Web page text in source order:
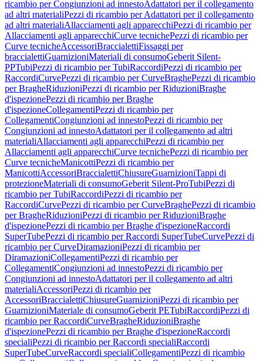
ricambio per Congiunzioni ad innestoAdattatori per il collegamento
ad altri materialiPezzi di ricambio per Adattatori per il collegamento
ad altri materialiAllacciamenti agli apparecchiPezzi di ricambio per
Allacciamenti agli apparecchiCurve tecnichePezzi di ricambio per
Curve tecnicheAccessoriBraccialettiFissaggi per
braccialettiGuarnizioniMateriali di consumoGeberit Silent-
PPTubiPezzi di ricambio per TubiRaccordiPezzi di ricambio per
RaccordiCurvePezzi di ricambio per CurveBraghePezzi di ricambio
per BragheRiduzioniPezzi di ricambio per RiduzioniBraghe
d'ispezionePezzi di ricambio per Braghe
d'ispezioneCollegamentiPezzi di ricambio per
CollegamentiCongiunzioni ad innestoPezzi di ricambio per
Congiunzioni ad innestoAdattatori per il collegamento ad altri
materialiAllacciamenti agli apparecchiPezzi di ricambio per
Allacciamenti agli apparecchiCurve tecnichePezzi di ricambio per
Curve tecnicheManicottiPezzi di ricambio per
ManicottiAccessoriBraccialettiChiusureGuarnizioniTappi di
protezioneMateriali di consumoGeberit Silent-ProTubiPezzi di
ricambio per TubiRaccordiPezzi di ricambio per
RaccordiCurvePezzi di ricambio per CurveBraghePezzi di ricambio
per BragheRiduzioniPezzi di ricambio per RiduzioniBraghe
d'ispezionePezzi di ricambio per Braghe d'ispezioneRaccordi
SuperTubePezzi di ricambio per Raccordi SuperTubeCurvePezzi di
ricambio per CurveDiramazioniPezzi di ricambio per
DiramazioniCollegamentiPezzi di ricambio per
CollegamentiCongiunzioni ad innestoPezzi di ricambio per
Congiunzioni ad innestoAdattatori per il collegamento ad altri
materialiAccessoriPezzi di ricambio per
AccessoriBraccialettiChiusureGuarnizioniPezzi di ricambio per
GuarnizioniMateriale di consumoGeberit PETubiRaccordiPezzi di
ricambio per RaccordiCurveBragheRiduzioniBraghe
d'ispezionePezzi di ricambio per Braghe d'ispezioneRaccordi
specialiPezzi di ricambio per Raccordi specialiRaccordi
SuperTubeCurveRaccordi specialiCollegamentiPezzi di ricambio